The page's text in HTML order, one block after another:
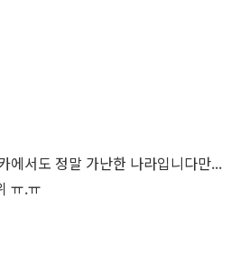
에서도 정말 가난한 나라입니다만...
ㅠ.ㅠ